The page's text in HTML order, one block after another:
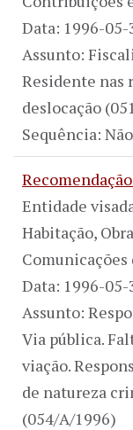
Data: 1996-05-
Assunto:
Residente nas
deslocação
Sequência:
Entidade
Habitação,
Comunicações
Data: 1996-05-
Assunto:
Via pública.
viação.
de natureza
(054/A/1996)